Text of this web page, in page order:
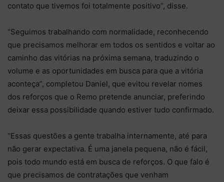
contato que tivemos foi totalmente positivo”, disse.
“Seguimos trabalhando com normalidade, reconhecendo
que precisamos melhorar em todos os sentidos e voltar ao
caminho das vitórias na próxima semana, traduzindo o
volume e as oportunidades em busca para que a vitória
aconteça”, completou Daniel, que evitou revelar nomes
dos reforços que o Remo pretende anunciar, preferindo
deixar essa possibilidade quando estiver tudo confirmado.
“Essas questões a gente trabalha internamente, até para
não gerar expectativa. É uma janela pequena, não é fácil,
pois todo mundo está em busca de reforços. O que falo é
que precisamos de contratações que venham